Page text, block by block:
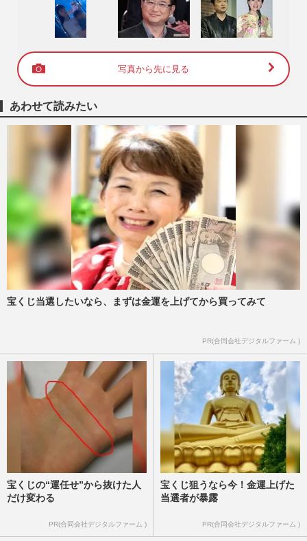
写真から先に見る
あわせて読みたい
宝くじ当選したいなら、まずは金運を上げてから買ってみて
PR(合同会社デジタルファーム )
宝くじの“運任せ”から抜けた人
だけ変わる
PR(合同会社デジタルファーム )
宝くじ狙うなら今！金運上げた
当選者が暴露
PR(合同会社デジタルファーム )